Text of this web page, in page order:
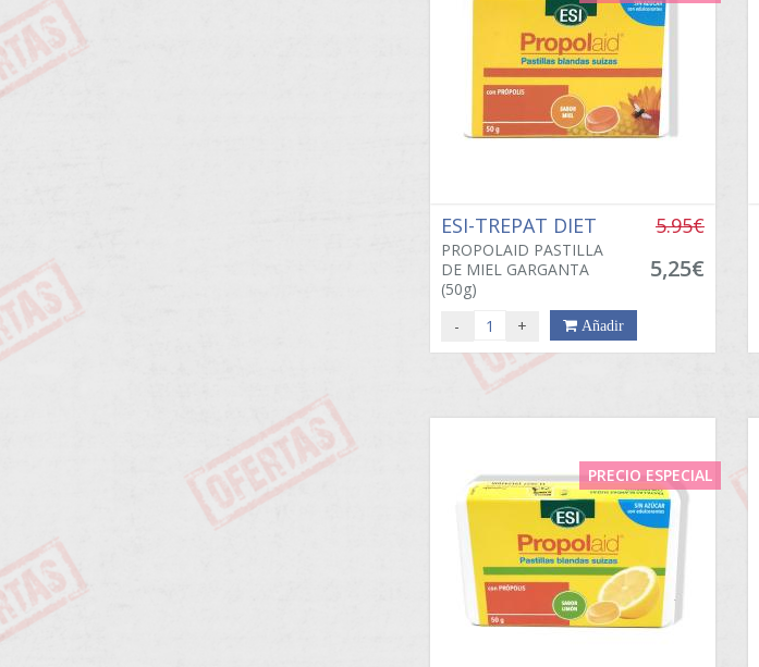
ESI-TREPAT DIET
PROPOLAID PASTILLA
DE MIEL GARGANTA
(50g)
5.95€
5,25€
- + Añadir
PRECIO ESPECIAL